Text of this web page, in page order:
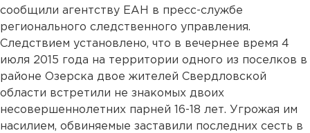
сообщили агентству ЕАН в пресс-службе
регионального следственного управления.
Следствием установлено, что в вечернее время 4
июля 2015 года на территории одного из поселков в
районе Озерска двое жителей Свердловской
области встретили не знакомых двоих
несовершеннолетних парней 16-18 лет. Угрожая им
насилием, обвиняемые заставили последних сесть в